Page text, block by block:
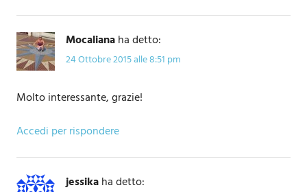
Mocalianaha detto:
24 Ottobre 2015 alle 8:51 pm
Molto interessante, grazie!
Accedi per rispondere
jessikaha detto: